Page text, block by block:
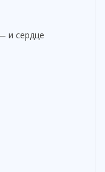
и сердце